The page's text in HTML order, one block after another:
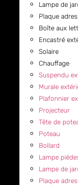
Lampe de
Plaque
Boîte aux
Encastré
Solaire
Chauffage
Suspendu
Murale
Plafonnier
Projecteur
Tête de
Poteau
Bollard
Lampe
Lampe de
Plaque